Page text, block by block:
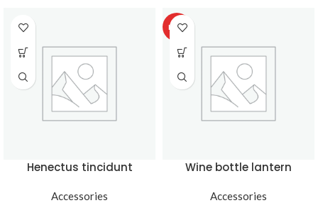
Henectus tincidunt
Accessories
HOT
Wine bottle lantern
Accessories